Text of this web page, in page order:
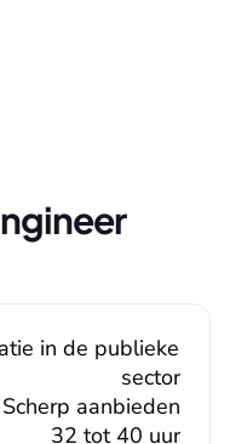
in de publieke
sector
Scherp aanbieden
32 tot 40 uur